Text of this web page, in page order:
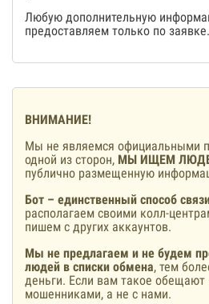
Любую дополнительную
предоставляем только по заявке.
ВНИМАНИЕ!
Мы не являемся официальными
одной из сторон, МЫ ИЩЕМ
публично размещенную
Бот – единственный способ
располагаем своими колл-
пишем с других аккаунтов.
Мы не предлагаем и не будем
людей в списки обмена, тем
деньги. Если вам такое
мошенниками, а не с нами.